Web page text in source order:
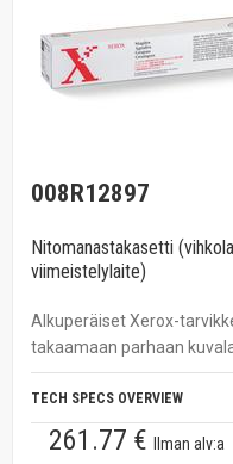
008R12897
Nitomanastakasetti
viimeistelylaite)
Alkuperäiset Xerox-
takaamaan parhaan
TECH SPECS OVERVIEW
261.77 € Ilman alv:a